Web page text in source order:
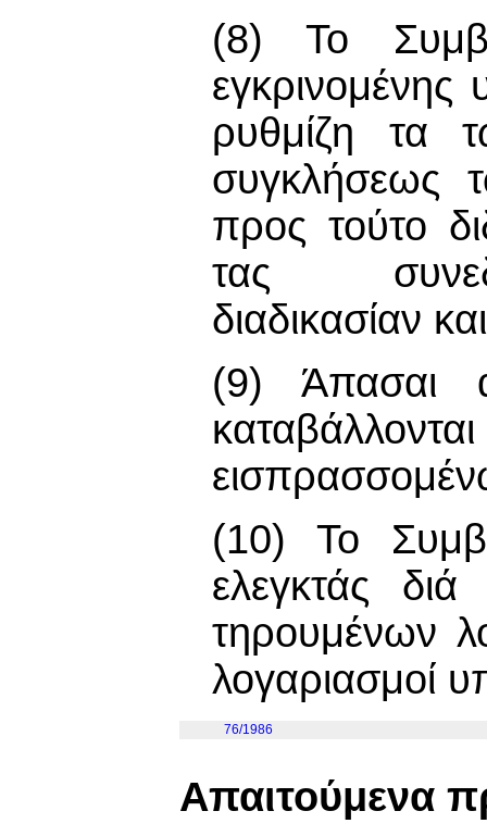
(8) Το
ρυθμίζη τα
συγκλήσεως
προς τούτο
τας
διαδικασίαν
(9) Άπασαι
(10) Το
ελεγκτάς
τηρουμένων
λογαριασμοί
76/1986
Απαιτούμενα